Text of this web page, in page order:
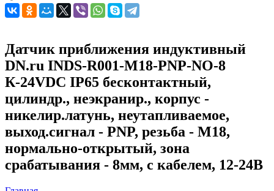
Датчик приближения индуктивный
DN.ru INDS-R001-M18-PNP-NO-8
К-24VDC IP65 бесконтактный,
цилиндр., неэкранир., корпус -
никелир.латунь, неутапливаемое,
выход.сигнал - PNP, резьба - M18,
нормально-открытый, зона
срабатывания - 8мм, с кабелем, 12-24В